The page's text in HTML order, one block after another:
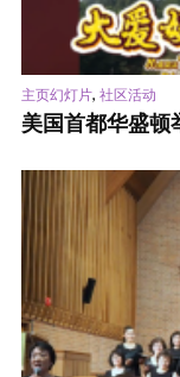
主页幻灯片, 社区活动
美国首都华盛顿